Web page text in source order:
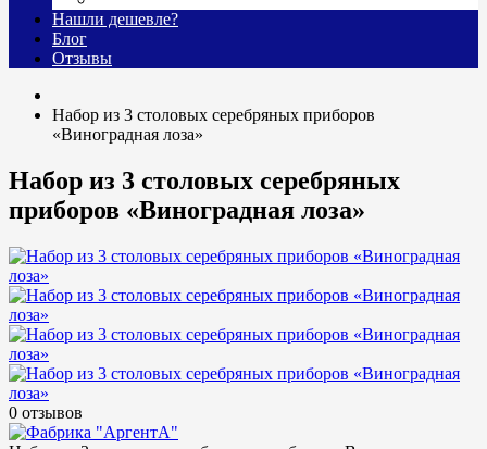
Нашли дешевле?
Блог
Отзывы
Набор из 3 столовых серебряных приборов
«Виноградная лоза»
Набор из 3 столовых серебряных
приборов «Виноградная лоза»
0 отзывов